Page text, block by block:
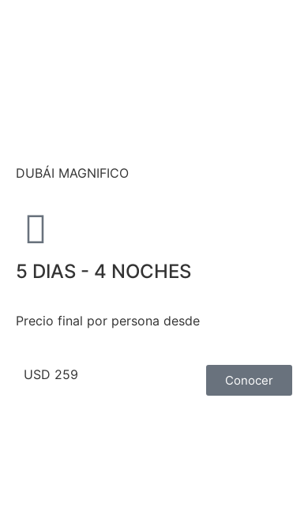
DUBÁI MAGNIFICO
5 DIAS - 4 NOCHES
Precio final por persona desde
USD 259 Conocer